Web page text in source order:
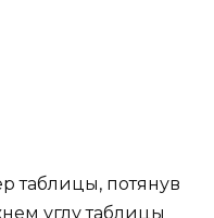
таблицы, потянув
углу таблицы